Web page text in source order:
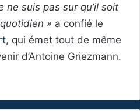
suis pas sur qu’il soit
» a confié le
, qui émet tout de même
d’Antoine Griezmann.